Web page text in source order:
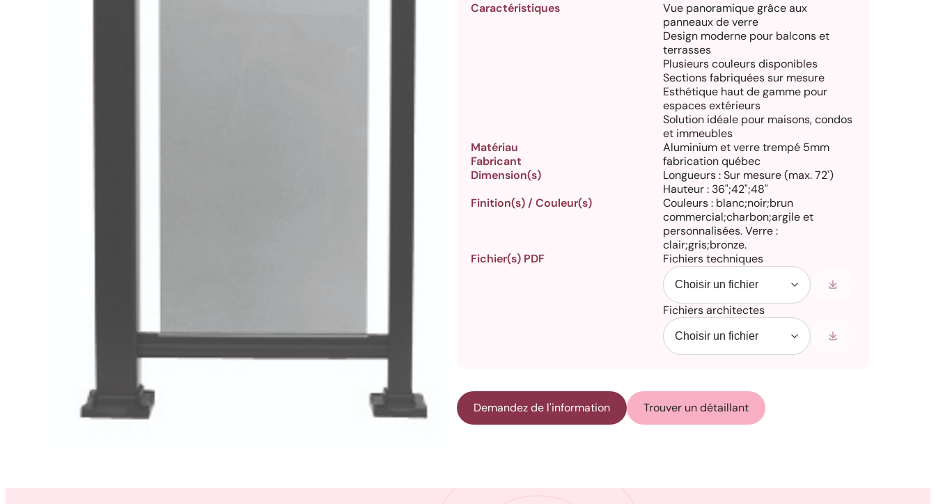
Caractéristiques
Vue panoramique grâce aux
panneaux de verre
Design moderne pour balcons et
terrasses
Plusieurs couleurs disponibles
Sections fabriquées sur mesure
Esthétique haut de gamme pour
espaces extérieurs
Solution idéale pour maisons, condos
et immeubles
Matériau
Aluminium et verre trempé 5mm
Fabricant
fabrication québec
Dimension(s)
Longueurs : Sur mesure (max. 72')
Hauteur : 36";42";48"
Finition(s) / Couleur(s)
Couleurs : blanc;noir;brun
commercial;charbon;argile et
personnalisées. Verre :
clair;gris;bronze.
Fichier(s) PDF
Fichiers techniques
Fichiers architectes
Demandez de l'information Trouver un détaillant